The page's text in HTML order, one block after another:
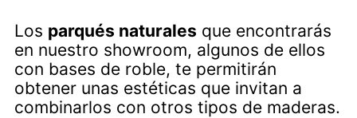
Los parqués naturales que encontrarás
en nuestro showroom, algunos de ellos
con bases de roble, te permitirán
obtener unas estéticas que invitan a
combinarlos con otros tipos de maderas.